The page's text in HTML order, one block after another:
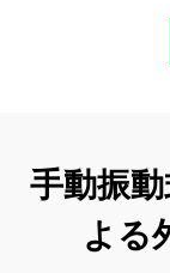
手動振
よる